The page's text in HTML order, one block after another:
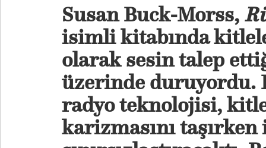
Susan Buck-Morss,
isimli kitabında
olarak sesin talep
üzerinde duruyordu.
radyo teknolojisi,
karizmasını